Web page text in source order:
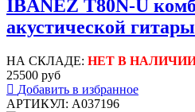
IBANEZ T80N-U
акустической гитары
НА СКЛАДЕ: НЕТ В
25500 руб
Добавить в избранное
АРТИКУЛ: A037196